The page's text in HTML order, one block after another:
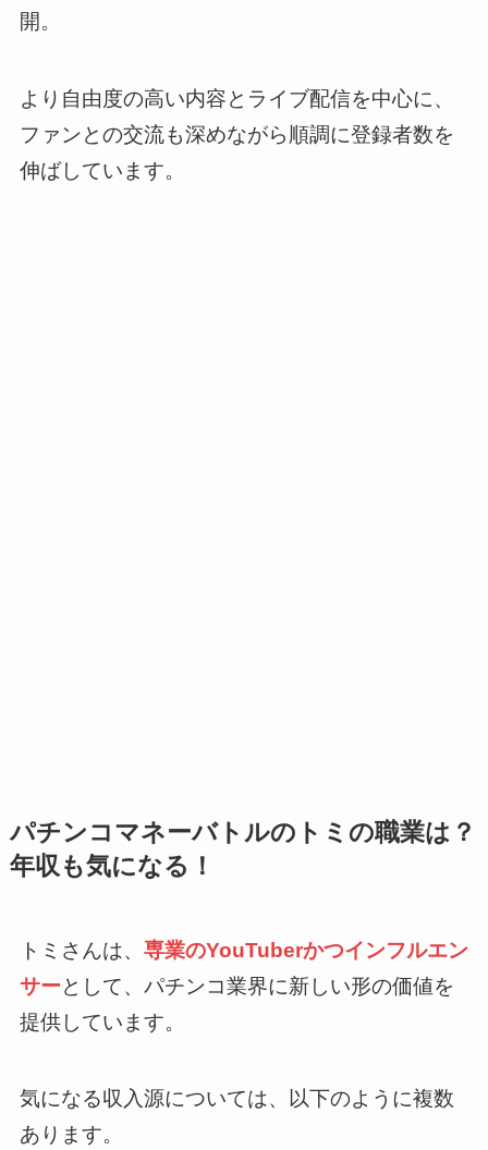
開。
より自由度の高い内容とライブ配信を中心に、
ファンとの交流も深めながら順調に登録者数を
伸ばしています。
パチンコマネーバトルのトミの職業は？
年収も気になる！
トミさんは、 専業のYouTuberかつインフルエン
サーとして、パチンコ業界に新しい形の価値を
提供しています。
気になる収入源については、以下のように複数
あります。